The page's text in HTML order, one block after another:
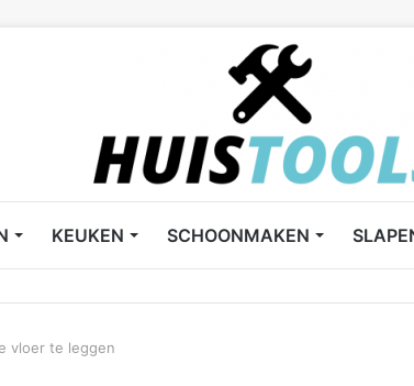
KEUKEN SCHOONMAKEN
vloer te leggen